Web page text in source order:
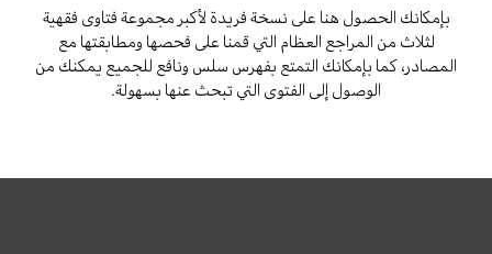
بإمكانك الحصول هنا على نسخة فريدة لأكبر مجموعة فتاوى فقهية
لثلاث من المراجع العظام التي قمنا على فحصها ومطابقتها مع
المصادر، كما بإمكانك التمتع بفهرس سلس ونافع للجميع يمكنك من
الوصول إلى الفتوى التي تبحث عنها بسهولة.